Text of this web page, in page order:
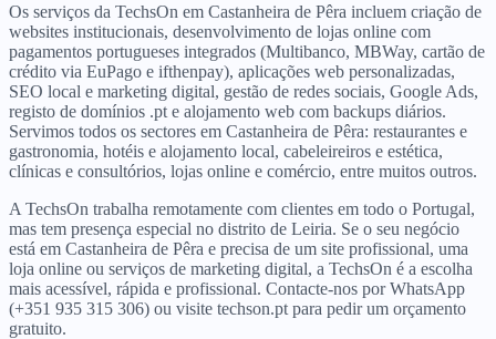
Os serviços da TechsOn em Castanheira de Pêra incluem criação de
websites institucionais, desenvolvimento de lojas online com
pagamentos portugueses integrados (Multibanco, MBWay, cartão de
crédito via EuPago e ifthenpay), aplicações web personalizadas,
SEO local e marketing digital, gestão de redes sociais, Google Ads,
registo de domínios .pt e alojamento web com backups diários.
Servimos todos os sectores em Castanheira de Pêra: restaurantes e
gastronomia, hotéis e alojamento local, cabeleireiros e estética,
clínicas e consultórios, lojas online e comércio, entre muitos outros.
A TechsOn trabalha remotamente com clientes em todo o Portugal,
mas tem presença especial no distrito de Leiria. Se o seu negócio
está em Castanheira de Pêra e precisa de um site profissional, uma
loja online ou serviços de marketing digital, a TechsOn é a escolha
mais acessível, rápida e profissional. Contacte-nos por WhatsApp
(+351 935 315 306) ou visite techson.pt para pedir um orçamento
gratuito.